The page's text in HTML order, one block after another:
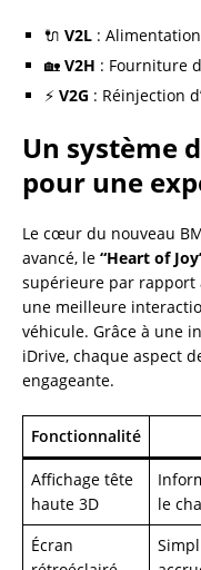
🔌 V2L :
🏡 V2H : Fourniture
⚡ V2G : Réinjection
Un système
pour une
Le cœur du nouveau
avancé, le “Heart of
supérieure par rapport
une meilleure
véhicule. Grâce à une
iDrive, chaque aspect
engageante.
Fonctionnalité
Affichage tête
haute 3D
le
Écran